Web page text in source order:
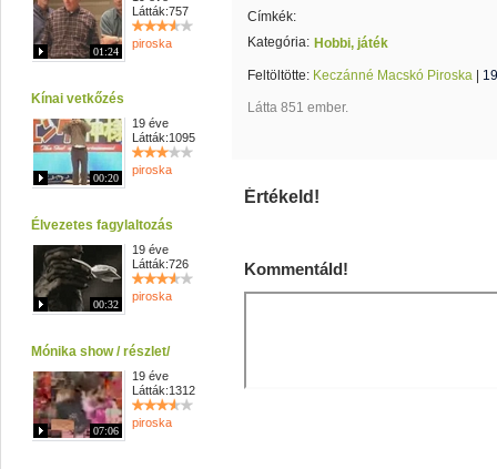
01:24
Látták:757
piroska
Kínai vetkőzés
00:20
19 éve
Látták:1095
piroska
Élvezetes fagylaltozás
00:32
19 éve
Látták:726
piroska
Mónika show / részlet/
07:06
19 éve
Látták:1312
piroska
Címkék:
Kategória: Hobbi, játék
Feltöltötte: Keczánné Macskó Piroska
Látta 851 ember.
Értékeld!
Kommentáld!